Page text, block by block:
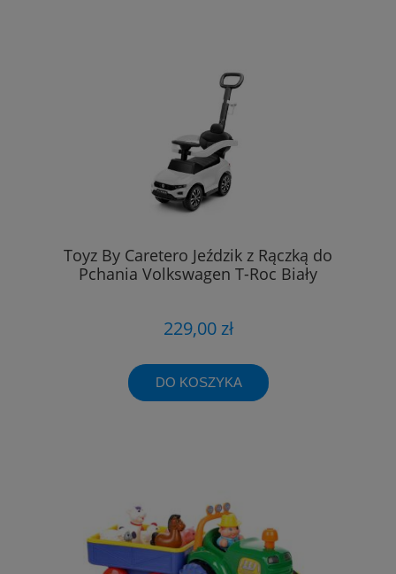
Toyz By Caretero Jeździk z Rączką do
Pchania Volkswagen T-Roc Biały
229,00 zł
DO KOSZYKA